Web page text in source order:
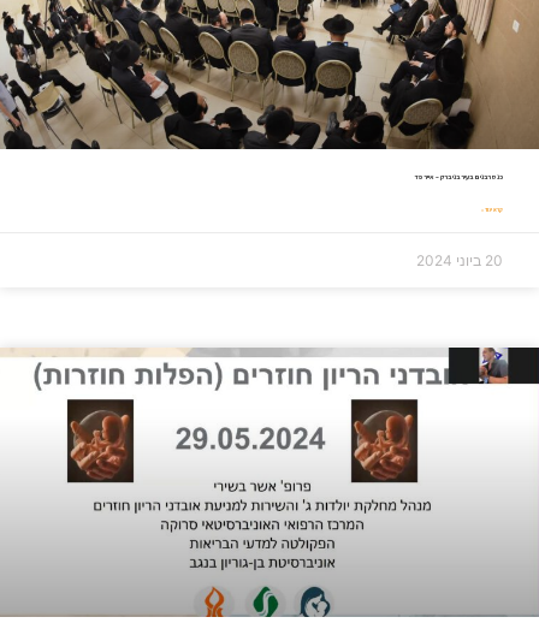
כנס רבנים בעיר בני ברק – אייר פד
קרא עוד »
20 ביוני 2024